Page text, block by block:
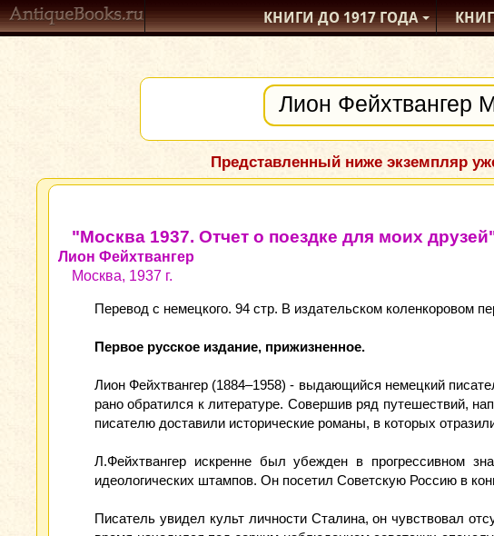
КНИГИ ДО 1917ГОДА
Представленный ниже экземпляр
"Москва 1937. Отчет о поездке для моих
Лион Фейхтвангер
Москва, 1937 г.
Перевод с немецкого. 94 стр. В издательском коленкоровом
Первое русское издание, прижизненное.
Лион Фейхтвангер (1884–1958) - выдающийся немецкий
рано обратился к литературе. Совершив ряд путешествий,
писателю доставили исторические романы, в которых
Л.Фейхтвангер искренне был убежден в прогрессивном
идеологических штампов. Он посетил Советскую Россию в
Писатель увидел культ личности Сталина, он чувствовал